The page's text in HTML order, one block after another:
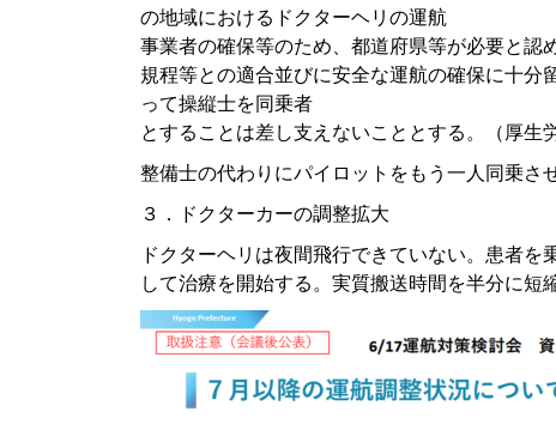
の地域におけるドクターヘリの運航
事業者の確保等のため、都道府県等が必要と認
規程等との適合並びに安全な運航の確保に十
って操縦士を同乗者
とすることは差し支えないこととする。（厚生
整備士の代わりにパイロットをもう一人同乗さ
３．ドクターカーの調整拡大
ドクターヘリは夜間飛行できていない。患者
して治療を開始する。実質搬送時間を半分に短縮